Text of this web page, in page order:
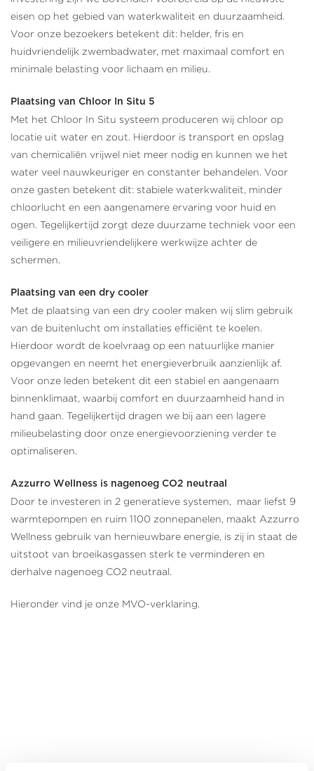
eisen op het gebied van waterkwaliteit en duurzaamheid.
Voor onze bezoekers betekent dit: helder, fris en
huidvriendelijk zwembadwater, met maximaal comfort en
minimale belasting voor lichaam en milieu.
Plaatsing van Chloor In Situ 5
Met het Chloor In Situ systeem produceren wij chloor op
locatie uit water en zout. Hierdoor is transport en opslag
van chemicaliën vrijwel niet meer nodig en kunnen we het
water veel nauwkeuriger en constanter behandelen. Voor
onze gasten betekent dit: stabiele waterkwaliteit, minder
chloorlucht en een aangenamere ervaring voor huid en
ogen. Tegelijkertijd zorgt deze duurzame techniek voor een
veiligere en milieuvriendelijkere werkwijze achter de
schermen.
Plaatsing van een dry cooler
Met de plaatsing van een dry cooler maken wij slim gebruik
van de buitenlucht om installaties efficiënt te koelen.
Hierdoor wordt de koelvraag op een natuurlijke manier
opgevangen en neemt het energieverbruik aanzienlijk af.
Voor onze leden betekent dit een stabiel en aangenaam
binnenklimaat, waarbij comfort en duurzaamheid hand in
hand gaan. Tegelijkertijd dragen we bij aan een lagere
milieubelasting door onze energievoorziening verder te
optimaliseren.
Azzurro Wellness is nagenoeg CO2 neutraal
Door te investeren in 2 generatieve systemen, maar liefst 9
warmtepompen en ruim 1100 zonnepanelen, maakt Azzurro
Wellness gebruik van hernieuwbare energie, is zij in staat de
uitstoot van broeikasgassen sterk te verminderen en
derhalve nagenoeg CO2 neutraal.
Hieronder vind je onze MVO-verklaring.